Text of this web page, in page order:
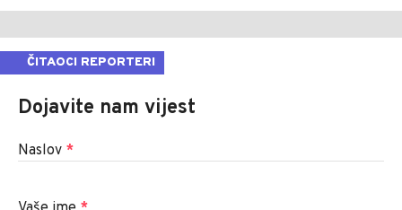
ČITAOCI REPORTERI
Dojavite nam vijest
Naslov *